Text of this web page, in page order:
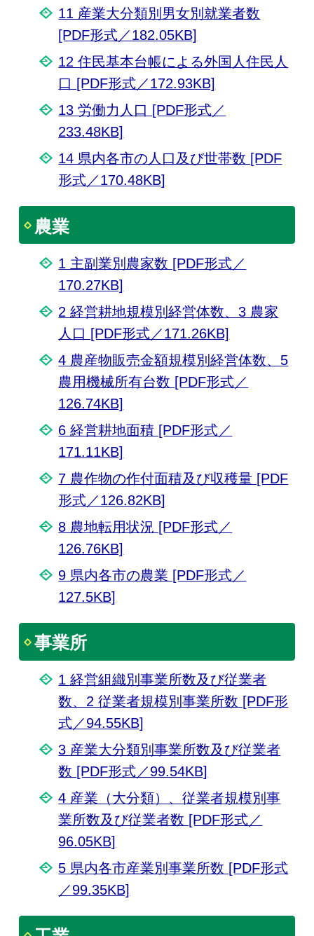
11 産業大分類別男女別就業者数
[PDF形式／182.05KB]
12 住民基本台帳による外国人住民人
口 [PDF形式／172.93KB]
13 労働力人口 [PDF形式／
233.48KB]
14 県内各市の人口及び世帯数 [PDF
形式／170.48KB]
農業
1 主副業別農家数 [PDF形式／
170.27KB]
2 経営耕地規模別経営体数、3 農家
人口 [PDF形式／171.26KB]
4 農産物販売金額規模別経営体数、5
農用機械所有台数 [PDF形式／
126.74KB]
6 経営耕地面積 [PDF形式／
171.11KB]
7 農作物の作付面積及び収穫量 [PDF
形式／126.82KB]
8 農地転用状況 [PDF形式／
126.76KB]
9 県内各市の農業 [PDF形式／
127.5KB]
事業所
1 経営組織別事業所数及び従業者
数、2 従業者規模別事業所数 [PDF形
式／94.55KB]
3 産業大分類別事業所数及び従業者
数 [PDF形式／99.54KB]
4 産業（大分類）、従業者規模別事
業所数及び従業者数 [PDF形式／
96.05KB]
5 県内各市産業別事業所数 [PDF形式
／99.35KB]